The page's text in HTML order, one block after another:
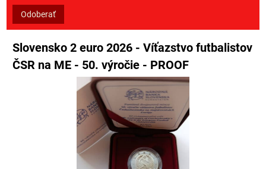
Odoberať
Slovensko 2 euro 2026 - Víťazstvo futbalistov
ČSR na ME - 50. výročie - PROOF